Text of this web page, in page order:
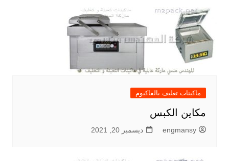
ماكينات تغليف بالفاكيوم
مكاين الكبس
engmansy ديسمبر 20, 2021